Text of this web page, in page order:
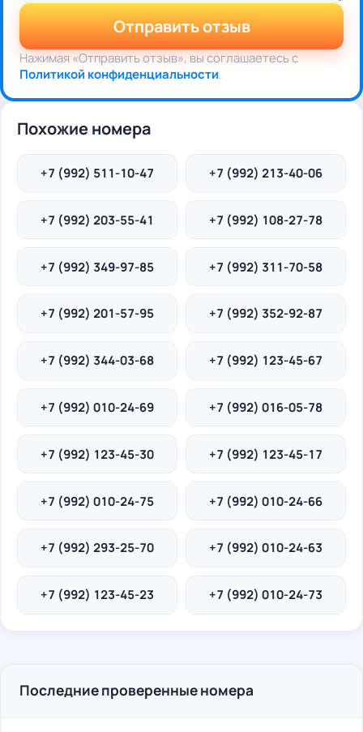
Отправить отзыв
Нажимая «Отправить отзыв», вы соглашаетесь с
Политикой конфиденциальности.
Похожие номера
+7 (992) 511-10-47 +7 (992) 213-40-06
+7 (992) 203-55-41 +7 (992) 108-27-78
+7 (992) 349-97-85 +7 (992) 311-70-58
+7 (992) 201-57-95 +7 (992) 352-92-87
+7 (992) 344-03-68 +7 (992) 123-45-67
+7 (992) 010-24-69 +7 (992) 016-05-78
+7 (992) 123-45-30 +7 (992) 123-45-17
+7 (992) 010-24-75 +7 (992) 010-24-66
+7 (992) 293-25-70 +7 (992) 010-24-63
+7 (992) 123-45-23 +7 (992) 010-24-73
Последние проверенные номера